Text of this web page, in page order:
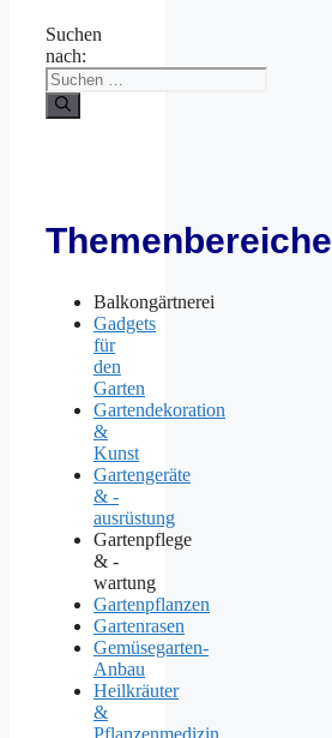
Suchen
nach:
Themenbereiche
Balkongärtnerei
Gadgets
für
den
Garten
Gartendekoration
&
Kunst
Gartengeräte
& -
ausrüstung
Gartenpflege
& -
wartung
Gartenpflanzen
Gartenrasen
Gemüsegarten-
Anbau
Heilkräuter
&
Pflanzenmedizin